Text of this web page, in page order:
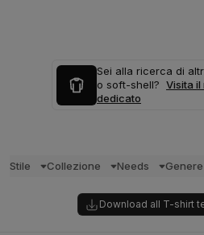
Sei alla ricerca di
o soft-shell? Visita il
dedicato
Stile Collezione Needs Genere
Download all T-shirt